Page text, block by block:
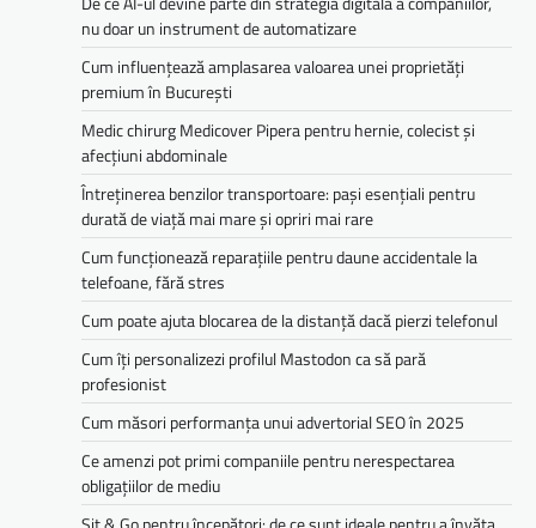
nu doar un instrument de automatizare
Cum influențează amplasarea valoarea unei proprietăți
premium în București
Medic chirurg Medicover Pipera pentru hernie, colecist și
afecțiuni abdominale
Întreținerea benzilor transportoare: pași esențiali pentru
durată de viață mai mare și opriri mai rare
Cum funcționează reparațiile pentru daune accidentale la
telefoane, fără stres
Cum poate ajuta blocarea de la distanță dacă pierzi telefonul
Cum îți personalizezi profilul Mastodon ca să pară
profesionist
Cum măsori performanța unui advertorial SEO în 2025
Ce amenzi pot primi companiile pentru nerespectarea
obligațiilor de mediu­­